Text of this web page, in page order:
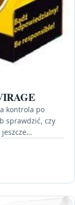
kontrola po
sprawdzić, czy